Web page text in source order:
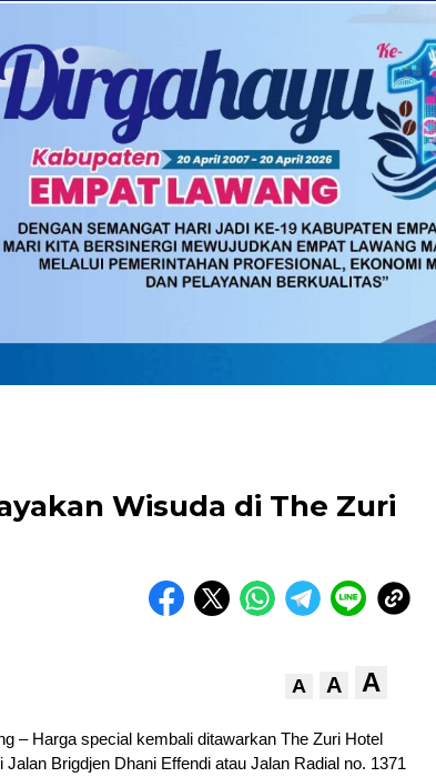
Wisuda di The Zuri
A A A
– Harga special kembali ditawarkan The Zuri Hotel
Brigdjen Dhani Effendi atau Jalan Radial no. 1371